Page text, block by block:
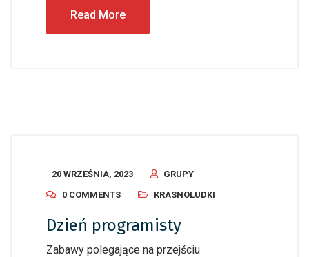
Read More
20 WRZEŚNIA, 2023
GRUPY
0 COMMENTS
KRASNOLUDKI
Dzień programisty
Zabawy polegające na przejściu